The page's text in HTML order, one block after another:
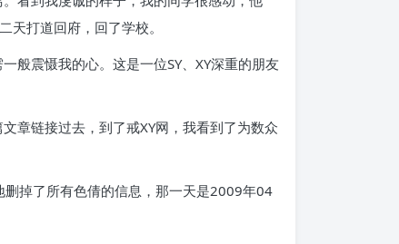
打道回府，回了学校。
般震慑我的心。这是一位SY、XY深重的朋友
章链接过去，到了戒XY网，我看到了为数众
掉了所有色倩的信息，那一天是2009年04